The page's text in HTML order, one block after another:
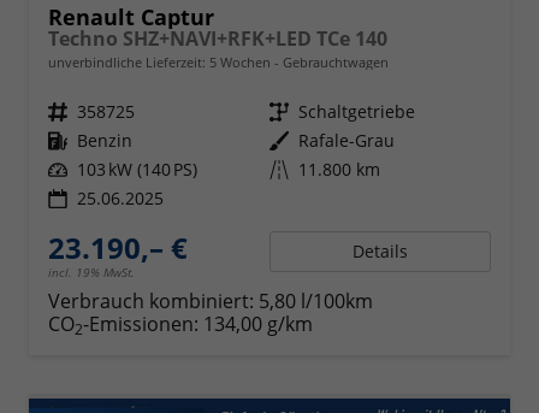
Renault Captur
Techno SHZ+NAVI+RFK+LED TCe 140
unverbindliche Lieferzeit: 5 Wochen Gebrauchtwagen
Fahrzeugnr. 358725 Getriebe Schaltgetriebe
Kraftstoff Benzin Außenfarbe Rafale-Grau
Leistung 103 kW (140 PS) Kilometerstand 11.800 km
25.06.2025
23.190,– €
incl. 19% MwSt.
Details
Verbrauch kombiniert: 5,80 l/100km
CO2-Emissionen: 134,00 g/km